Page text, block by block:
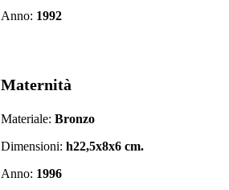
Anno: 1992
Maternità
Materiale: Bronzo
Dimensioni: h22,5x8x6 cm.
Anno: 1996